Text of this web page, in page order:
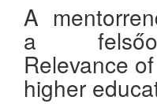
A
a
Relevance
higher